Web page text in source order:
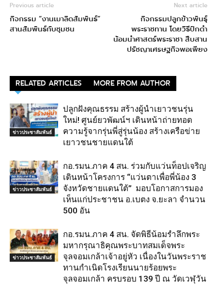
Previous article
กิจกรรม “งานเมาลิดสัมพันธ์”
สานสัมพันธ์กับชุมชน
Next article
กิจกรรมปลูกข้าวพันธุ์
พระราชทาน โดยวิธีปักดำ
น้อมนำศาสตร์พระราชา สืบสาน
ปรัชญาเศรษฐกิจพอเพียง
RELATED ARTICLES MORE FROM AUTHOR
ข่าวประชาสัมพันธ์
ปลูกฝังคุณธรรม สร้างผู้นำเยาวชนรุ่น
ใหม่! ศูนย์ยวพัฒน์ฯ เดินหน้าถ่ายทอด
ความรู้จากรุ่นพี่สู่รุ่นน้อง สร้างเครือข่าย
เยาวชนชายแดนใต้
ข่าวประชาสัมพันธ์
กอ.รมน.ภาค 4 สน. ร่วมกับแว่นท็อปเจริญ
เดินหน้าโครงการ “แว่นตาเพื่อพี่น้อง 3
จังหวัดชายแดนใต้” มอบโอกาสการมอง
เห็นแก่ประชาชน อ.เบตง จ.ยะลา จำนวน
500 อัน
ข่าวประชาสัมพันธ์
กอ.รมน.ภาค 4 สน. จัดพิธีน้อมรำลึกพระ
มหากรุณาธิคุณพระบาทสมเด็จพระ
จุลจอมเกล้าเจ้าอยู่หัว เนื่องในวันพระราช
ทานกำเนิดโรงเรียนนายร้อยพระ
จุลจอมเกล้า ครบรอบ 139 ปี ณ วัดเวฬุวัน